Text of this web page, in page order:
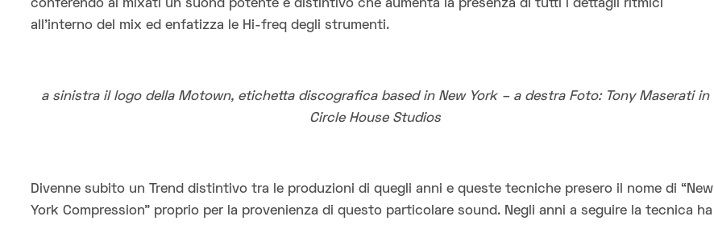
conferendo ai mixati un suond potente e distintivo che aumenta la presenza di tutti i dettagli ritmici
all’interno del mix ed enfatizza le Hi-freq degli strumenti.
a sinistra il logo della Motown, etichetta discografica based in New York – a destra Foto: Tony Maserati in
Circle House Studios
Divenne subito un Trend distintivo tra le produzioni di quegli anni e queste tecniche presero il nome di “New
York Compression” proprio per la provenienza di questo particolare sound. Negli anni a seguire la tecnica ha